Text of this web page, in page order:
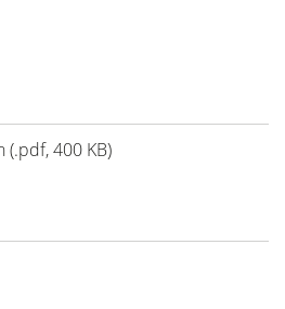
(.pdf, 400 KB)